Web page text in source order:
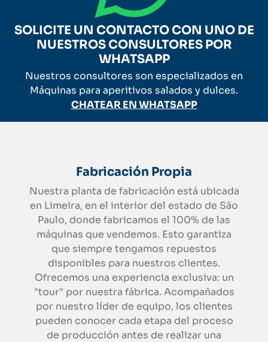
SOLICITE UN CONTACTO CON UNO DE
NUESTROS CONSULTORES POR
WHATSAPP
Nuestros consultores son especializados en
Máquinas para aperitivos salados y dulces.
CHATEAR EN WHATSAPP
Fabricación Propia
Nuestra planta de fabricación está ubicada
en Limeira, en el interior del estado de São
Paulo, donde fabricamos el 100% de las
máquinas que vendemos. Esto garantiza
que siempre tengamos repuestos
disponibles para nuestros clientes.
Ofrecemos una experiencia exclusiva: un
"tour" por nuestra fábrica. Acompañados
por nuestro líder de equipo, los clientes
pueden conocer cada etapa del proceso
de producción antes de realizar una